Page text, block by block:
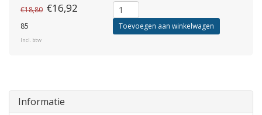
€18,80 €16,92
85
Incl. btw
Toevoegen aan winkelwagen
Informatie